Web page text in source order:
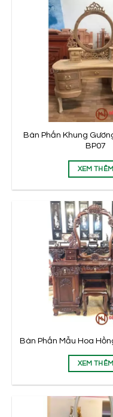
Bàn Phấn Khung
BP07
XEM THÊM
Bàn Phấn Mẫu Hoa
XEM THÊM